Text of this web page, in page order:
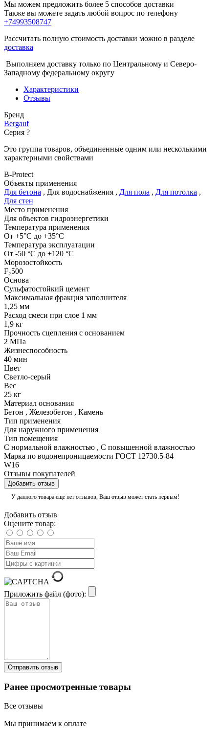
Мы можем предложить более 5 способов доставки
Также вы можете задать любой вопрос по телефону
+74993508747
Рассчитать полную стоимость доставки можно в разделе
доставка
Выполняем доставку только по Центральному и Северо-
Западному федеральному округу
Характеристики
Отзывы
Бренд
Bergauf
Серия ?
Это группа товаров, объединенные одним или несколькими
характерными свойствами
B-Protect
Объекты применения
Для бетона , Для водоснабжения , Для пола , Для потолка ,
Для стен
Место применения
Для объектов гидроэнергетики
Температура применения
От +5°С до +35°С
Температура эксплуатации
От -50 °С до +120 °С
Морозостойкость
F₂500
Основа
Сульфатостойкий цемент
Максимальная фракция заполнителя
1,25 мм
Расход смеси при слое 1 мм
1,9 кг
Прочность сцепления с основанием
2 МПа
Жизнеспособность
40 мин
Цвет
Светло-серый
Вес
25 кг
Материал основания
Бетон , Железобетон , Камень
Тип применения
Для наружного применения
Тип помещения
С нормальной влажностью , С повышенной влажностью
Марка по водонепроницаемости ГОСТ 12730.5-84
W16
Отзывы покупателей
Добавить отзыв
У данного товара еще нет отзывов, Ваш отзыв может стать первым!
Добавить отзыв
Оцените товар:
Приложить файл (фото):
Ранее просмотренные товары
Все отзывы
Мы принимаем к оплате